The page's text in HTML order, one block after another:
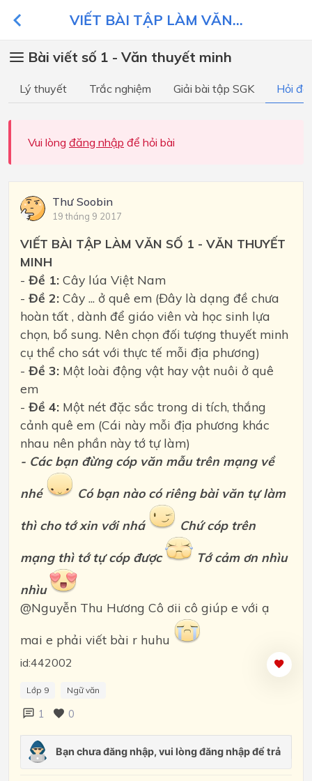
VIẾT BÀI TẬP LÀM VĂN...
Bài viết số 1 - Văn thuyết minh
Lý thuyết Trắc nghiệm Giải bài tập SGK Hỏi
Vui lòng đăng nhập để hỏi bài
Thư Soobin
19 tháng 9 2017
VIẾT BÀI TẬP LÀM VĂN SỐ 1 - VĂN THUYẾT
MINH
- Đề 1: Cây lúa Việt Nam
- Đề 2: Cây ... ở quê em (Đây là dạng đề chưa
hoàn tất , dành để giáo viên và học sinh lựa
chọn, bổ sung. Nên chọn đối tượng thuyết minh
cụ thể cho sát với thực tế mỗi địa phương)
- Đề 3: Một loài động vật hay vật nuôi ở quê
em
- Đề 4: Một nét đặc sắc trong di tích, thắng
cảnh quê em (Cái này mỗi địa phương khác
nhau nên phần này tớ tự làm)
- Các bạn đừng cóp văn mẫu trên mạng về
nhé Có bạn nào có riêng bài văn tự làm
thì cho tớ xin với nhá Chứ cóp trên
mạng thì tớ tự cóp được Tớ cảm ơn nhìu
nhìu
@Nguyễn Thu Hương Cô ơii cô giúp e với ạ
mai e phải viết bài r huhu
id:442002
Lớp 9 Ngữ văn
1 0